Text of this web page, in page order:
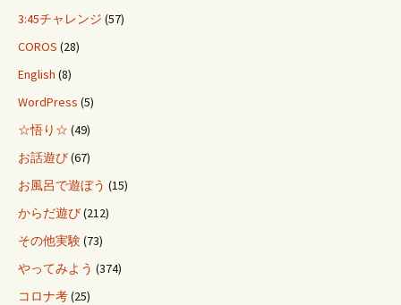
3:45チャレンジ (57)
COROS (28)
English (8)
WordPress (5)
☆悟り☆ (49)
お話遊び(67)
お風呂で遊ぼう (15)
からだ遊び(212)
その他実験(73)
やってみよう (374)
コロナ考(25)